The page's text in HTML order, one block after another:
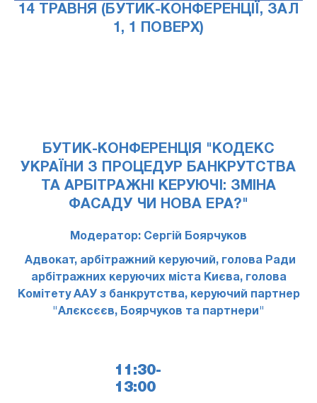
14 ТРАВНЯ (БУТИК-КОНФЕРЕНЦІЇ, ЗАЛ
1, 1 ПОВЕРХ)
БУТИК-КОНФЕРЕНЦІЯ "КОДЕКС
УКРАЇНИ З ПРОЦЕДУР БАНКРУТСТВА
ТА АРБІТРАЖНІ КЕРУЮЧІ: ЗМІНА
ФАСАДУ ЧИ НОВА ЕРА?"
Модератор: Сергій Боярчуков
Адвокат, арбітражний керуючий, голова Ради
арбітражних керуючих міста Києва, голова
Комітету ААУ з банкрутства, керуючий партнер
"Алєксєєв, Боярчуков та партнери"
11:30-
13:00